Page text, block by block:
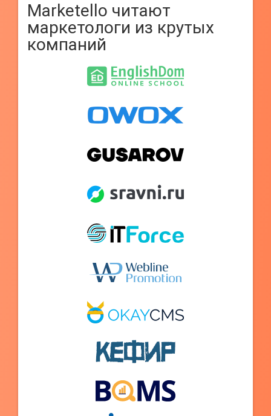
Marketello читают
маркетологи из крутых
компаний